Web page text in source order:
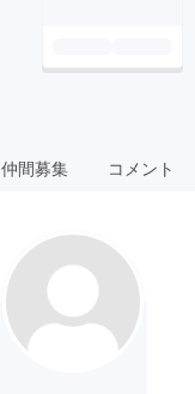
仲間募集 コメント